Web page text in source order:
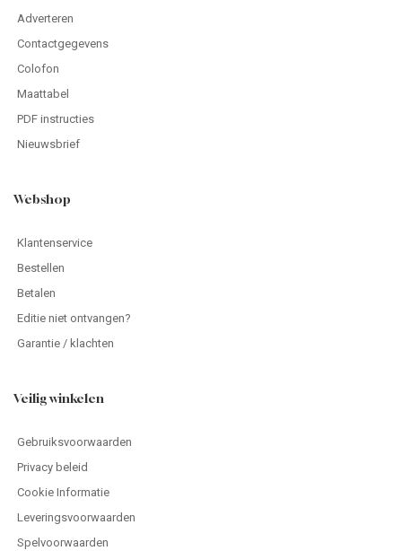
Adverteren
Contactgegevens
Colofon
Maattabel
PDF instructies
Nieuwsbrief
Webshop
Klantenservice
Bestellen
Betalen
Editie niet ontvangen?
Garantie / klachten
Veilig winkelen
Gebruiksvoorwaarden
Privacy beleid
Cookie Informatie
Leveringsvoorwaarden
Spelvoorwaarden